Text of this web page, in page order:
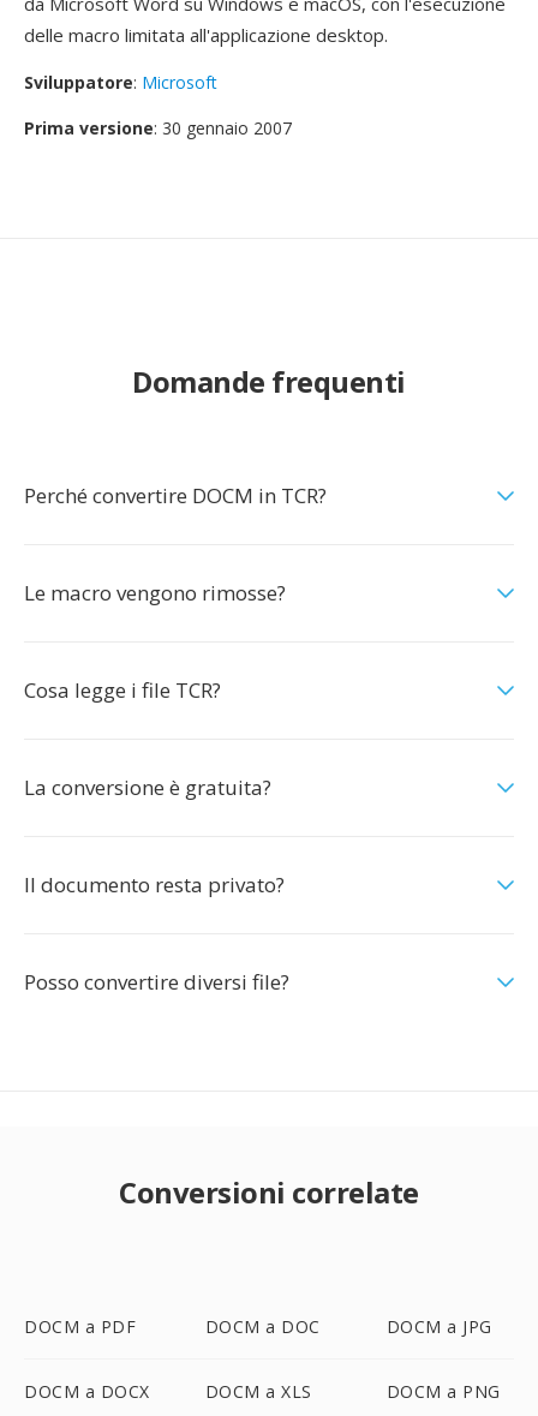
delle macro limitata all'applicazione desktop.
Sviluppatore: Microsoft
Prima versione: 30 gennaio 2007
Domande frequenti
Perché convertire DOCM in TCR?
Le macro vengono rimosse?
Cosa legge i file TCR?
La conversione è gratuita?
Il documento resta privato?
Posso convertire diversi file?
Conversioni correlate
DOCM a PDF DOCM a DOC DOCM a JPG
DOCM a DOCX DOCM a XLS DOCM a PNG